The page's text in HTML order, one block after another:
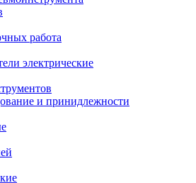
работа
электрические
и принидлежности